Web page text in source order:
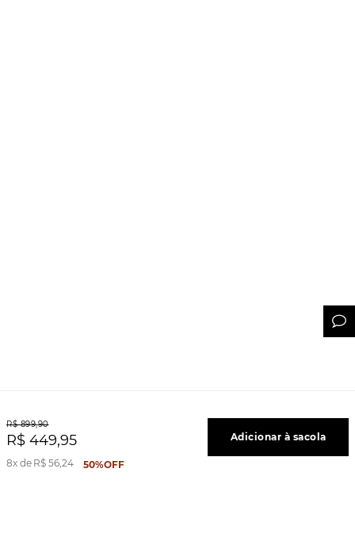
R$ 899,90
R$ 449,95
8 R$ 56,24 50%OFF
Adicionar à sacola